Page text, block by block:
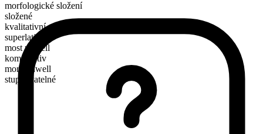
morfologické složení
složené
kvalitativní
superlativ
most unwell
komparativ
more unwell
stupňovatelné